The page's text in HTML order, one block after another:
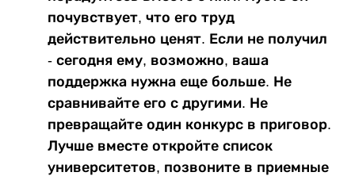
почувствует, что его труд
действительно ценят. Если не получил
- сегодня ему, возможно, ваша
поддержка нужна еще больше. Не
сравнивайте его с другими. Не
превращайте один конкурс в приговор.
Лучше вместе откройте список
университетов, позвоните в приемные